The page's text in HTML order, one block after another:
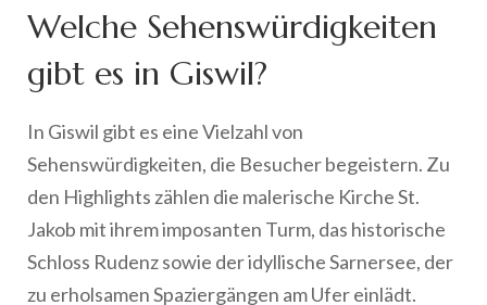
Welche Sehenswürdigkeiten
gibt es in Giswil?
In Giswil gibt es eine Vielzahl von
Sehenswürdigkeiten, die Besucher begeistern. Zu
den Highlights zählen die malerische Kirche St.
Jakob mit ihrem imposanten Turm, das historische
Schloss Rudenz sowie der idyllische Sarnersee, der
zu erholsamen Spaziergängen am Ufer einlädt.